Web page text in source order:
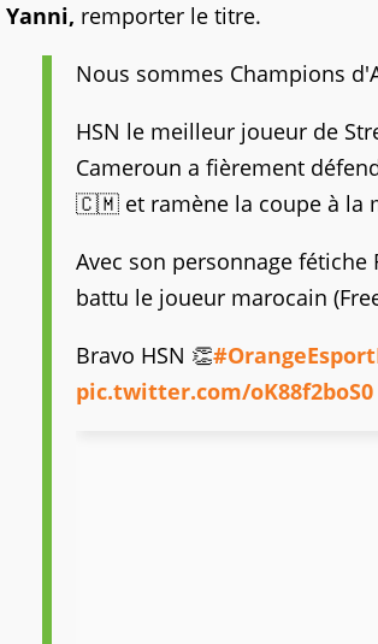
Yanni, remporter le titre.
Nous sommes Champions
HSN le meilleur joueur de
Cameroun a fièrement
🇨🇲 et ramène la coupe à la
Avec son personnage fétiche
battu le joueur marocain
Bravo HSN 👏
pic.twitter.com/oK88f2boS0